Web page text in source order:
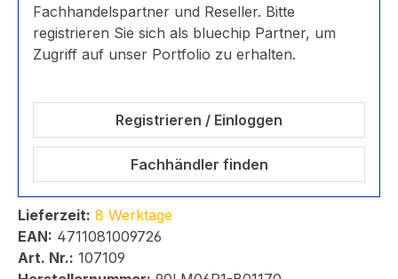
Fachhandelspartner und Reseller. Bitte
registrieren Sie sich als bluechip Partner, um
Zugriff auf unser Portfolio zu erhalten.
Registrieren / Einloggen
Fachhändler finden
Lieferzeit: 8 Werktage
EAN: 4711081009726
Art. Nr.: 107109